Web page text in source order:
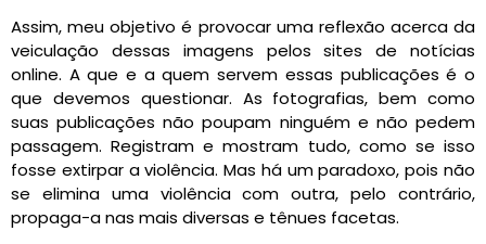
Assim, meu objetivo é provocar uma reflexão acerca da
veiculação dessas imagens pelos sites de notícias
online. A que e a quem servem essas publicações é o
que devemos questionar. As fotografias, bem como
suas publicações não poupam ninguém e não pedem
passagem. Registram e mostram tudo, como se isso
fosse extirpar a violência. Mas há um paradoxo, pois não
se elimina uma violência com outra, pelo contrário,
propaga-a nas mais diversas e tênues facetas.